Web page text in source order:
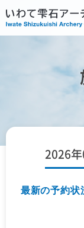
2026
最新の予約